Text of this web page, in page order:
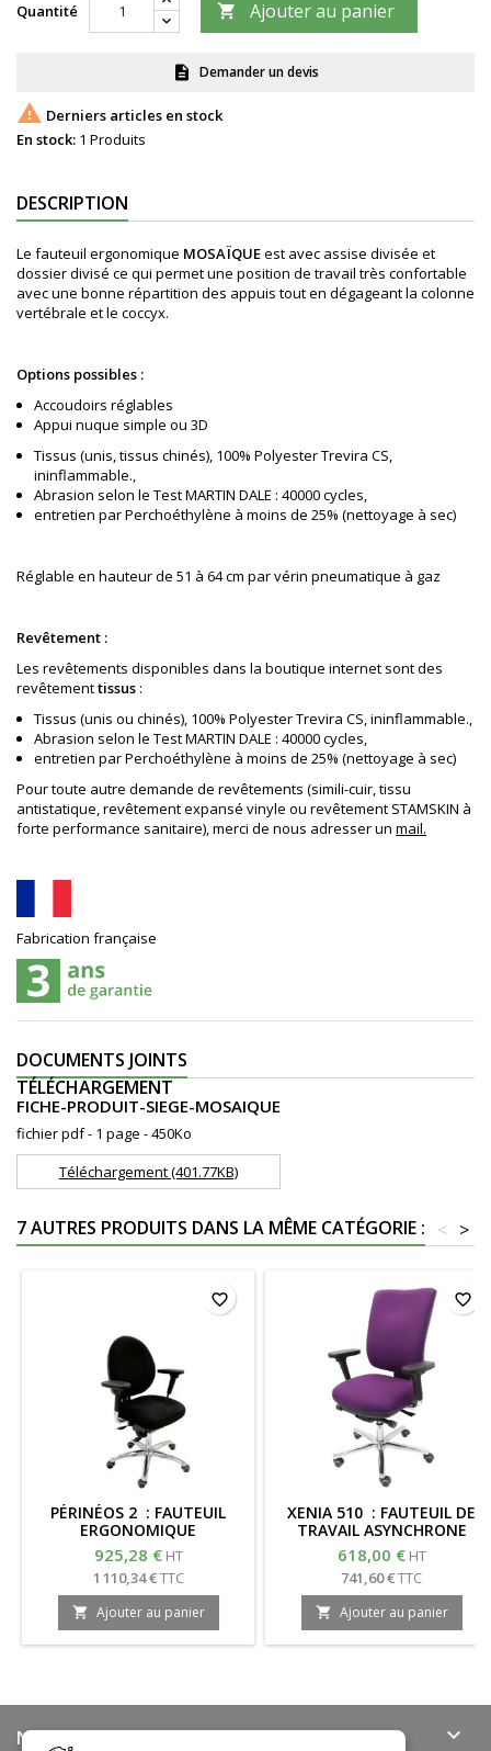
Quantité  Ajouter au panier
description Demander un devis
 Derniers articles en stock
En stock: 1 Produits
DESCRIPTION
Le fauteuil ergonomique MOSAÏQUEest avec assise divisée et
dossier divisé ce qui permet une position de travail très confortable
avec une bonne répartition des appuis tout en dégageant la colonne
vertébrale et le coccyx.
Options possibles :
Accoudoirs réglables
Appui nuque simple ou 3D
Tissus (unis, tissus chinés), 100% Polyester Trevira CS,
ininflammable.,
Abrasion selon le Test MARTIN DALE : 40000 cycles,
entretien par Perchoéthylène à moins de 25% (nettoyage à sec)
Réglable en hauteur de 51 à 64 cm par vérin pneumatique à gaz
Revêtement :
Les revêtements disponibles dans la boutique internet sont des
revêtementtissus :
Tissus (unis ou chinés), 100% Polyester Trevira CS, ininflammable.,
Abrasion selon le Test MARTIN DALE : 40000 cycles,
entretien par Perchoéthylène à moins de 25% (nettoyage à sec)
Pour toute autre demande de revêtements (simili-cuir, tissu
antistatique, revêtement expansé vinyle ou revêtement STAMSKIN à
forte performance sanitaire), merci de nous adresser un mail.
Fabrication française
DOCUMENTS JOINTS
TÉLÉCHARGEMENT
FICHE-PRODUIT-SIEGE-MOSAIQUE
fichier pdf - 1 page - 450Ko
Téléchargement (401.77KB)
7 AUTRES PRODUITS DANS LA MÊME CATÉGORIE : >
<
PÉRINÉOS 2 : FAUTEUIL
ERGONOMIQUE
925,28 € HT
1 110,34 €TTC
 Ajouter au panier
favorite_border
XENIA 510 : FAUTEUIL DE
TRAVAIL ASYNCHRONE
618,00 € HT
741,60 €TTC
 Ajouter au panier
favorite_border
NOTRE OFFRE 